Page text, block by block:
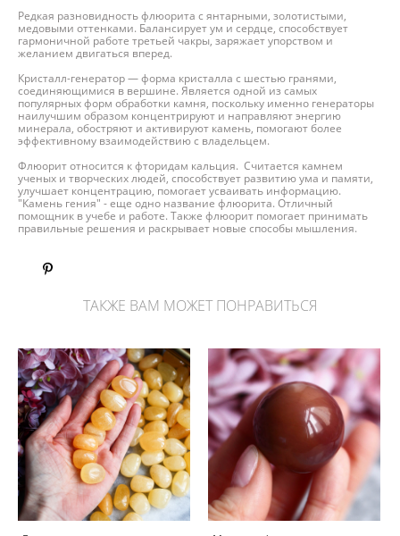
Редкая разновидность флюорита с янтарными, золотистыми,
медовыми оттенками. Балансирует ум и сердце, способствует
гармоничной работе третьей чакры, заряжает упорством и
желанием двигаться вперед.
Кристалл-генератор — форма кристалла с шестью гранями,
соединяющимися в вершине. Является одной из самых
популярных форм обработки камня, поскольку именно генераторы
наилучшим образом концентрируют и направляют энергию
минерала, обостряют и активируют камень, помогают более
эффективному взаимодействию с владельцем.
Флюорит относится к фторидам кальция. Считается камнем
ученых и творческих людей, способствует развитию ума и памяти,
улучшает концентрацию, помогает усваивать информацию.
"Камень гения" - еще одно название флюорита. Отличный
помощник в учебе и работе. Также флюорит помогает принимать
правильные решения и раскрывает новые способы мышления.
ТАКЖЕ ВАМ МОЖЕТ ПОНРАВИТЬСЯ